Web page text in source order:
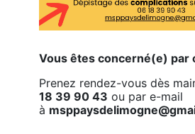
Vous êtes concerné(e) par
Prenez rendez-vous dès
18 39 90 43 ou par e-mail
à